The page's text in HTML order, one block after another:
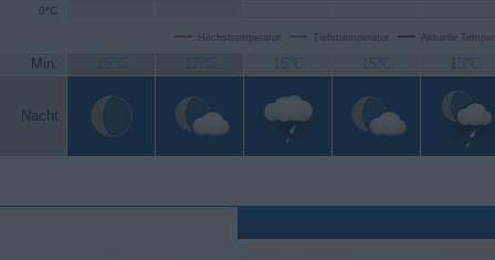
Höchsttemperatur Tiefsttemperatur Aktuelle
0°C
Min. 16°C 17°C 16°C 15°C 13°C
Nacht